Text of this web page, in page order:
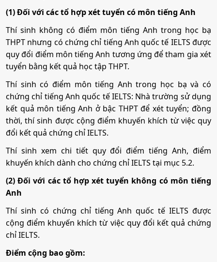
(1) Đối với các tổ hợp xét tuyển có môn tiếng Anh
Thí sinh không có điểm môn tiếng Anh trong học bạ
THPT nhưng có chứng chỉ tiếng Anh quốc tế IELTS được
quy đổi điểm môn tiếng Anh tương ứng để tham gia xét
tuyển bằng kết quả học tập THPT.
Thí sinh có điểm môn tiếng Anh trong học bạ và có
chứng chỉ tiếng Anh quốc tế IELTS: Nhà trường sử dụng
kết quả môn tiếng Anh ở bậc THPT để xét tuyển; đồng
thời, thí sinh được cộng điểm khuyến khích từ việc quy
đổi kết quả chứng chỉ IELTS.
Thí sinh xem chi tiết quy đổi điểm tiếng Anh, điểm
khuyến khích dành cho chứng chỉ IELTS tại mục 5.2.
(2) Đối với các tổ hợp xét tuyển không có môn tiếng
Anh
Thí sinh có chứng chỉ tiếng Anh quốc tế IELTS được
cộng điểm khuyến khích từ việc quy đổi kết quả chứng
chỉ IELTS.
Điểm cộng bao gồm: